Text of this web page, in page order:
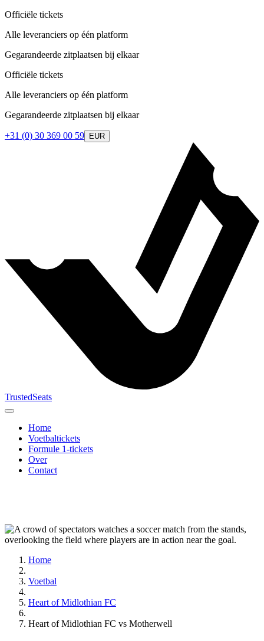
Officiële tickets
Alle leveranciers op één platform
Gegarandeerde zitplaatsen bij elkaar
Officiële tickets
Alle leveranciers op één platform
Gegarandeerde zitplaatsen bij elkaar
+31 (0) 30 369 00 59 EUR
TrustedSeats
Home
Voetbaltickets
Formule 1-tickets
Over
Contact
Home
Voetbal
Heart of Midlothian FC
Heart of Midlothian FC vs Motherwell